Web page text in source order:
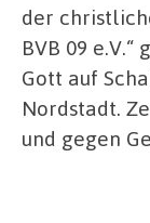
der
BVB 09
Gott auf
Nordstadt.
und gegen